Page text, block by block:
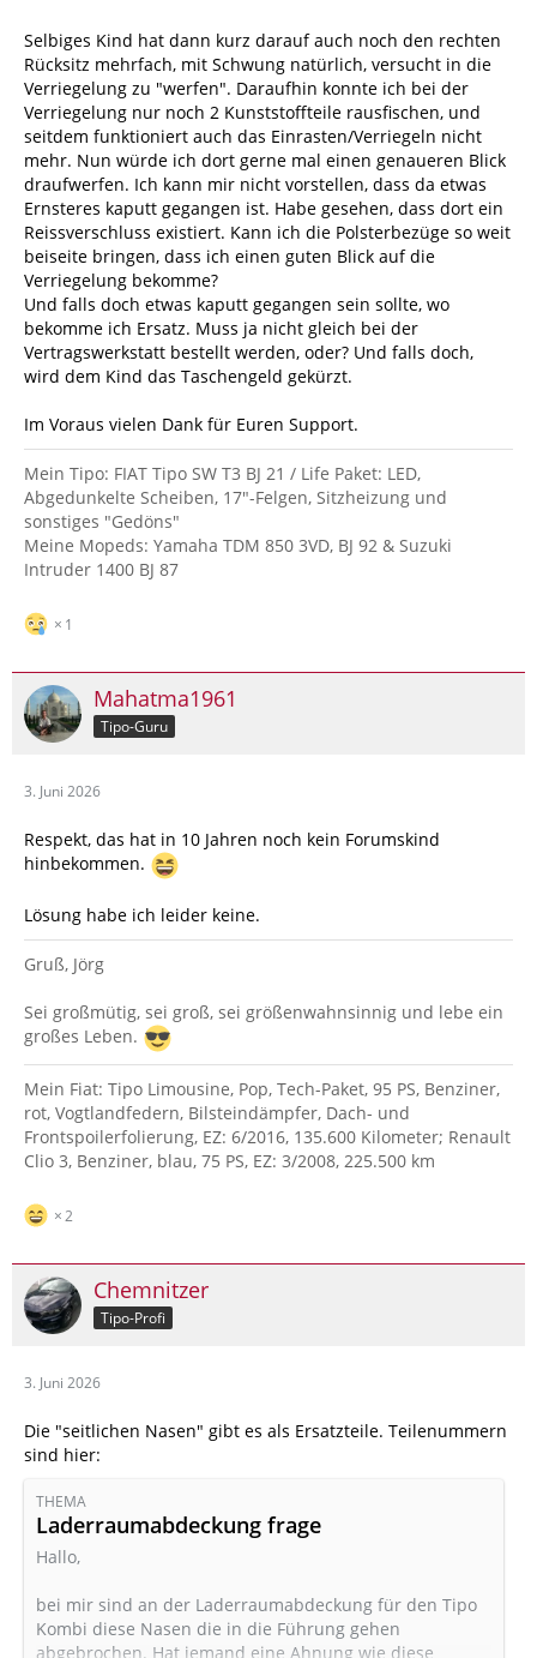
Selbiges Kind hat dann kurz darauf auch noch den rechten
Rücksitz mehrfach, mit Schwung natürlich, versucht in die
Verriegelung zu "werfen". Daraufhin konnte ich bei der
Verriegelung nur noch 2 Kunststoffteile rausfischen, und
seitdem funktioniert auch das Einrasten/Verriegeln nicht
mehr. Nun würde ich dort gerne mal einen genaueren Blick
draufwerfen. Ich kann mir nicht vorstellen, dass da etwas
Ernsteres kaputt gegangen ist. Habe gesehen, dass dort ein
Reissverschluss existiert. Kann ich die Polsterbezüge so weit
beiseite bringen, dass ich einen guten Blick auf die
Verriegelung bekomme?
Und falls doch etwas kaputt gegangen sein sollte, wo
bekomme ich Ersatz. Muss ja nicht gleich bei der
Vertragswerkstatt bestellt werden, oder? Und falls doch,
wird dem Kind das Taschengeld gekürzt.
Im Voraus vielen Dank für Euren Support.
Mein Tipo: FIAT Tipo SW T3 BJ 21 / Life Paket: LED,
Abgedunkelte Scheiben, 17"-Felgen, Sitzheizung und
sonstiges "Gedöns"
Meine Mopeds: Yamaha TDM 850 3VD, BJ 92 & Suzuki
Intruder 1400 BJ 87
1
Mahatma1961
Tipo-Guru
3. Juni 2026
Respekt, das hat in 10 Jahren noch kein Forumskind
hinbekommen.
Lösung habe ich leider keine.
Gruß, Jörg
Sei großmütig, sei groß, sei größenwahnsinnig und lebe ein
großes Leben.
Mein Fiat: Tipo Limousine, Pop, Tech-Paket, 95 PS, Benziner,
rot, Vogtlandfedern, Bilsteindämpfer, Dach- und
Frontspoilerfolierung, EZ: 6/2016, 135.600 Kilometer; Renault
Clio 3, Benziner, blau, 75 PS, EZ: 3/2008, 225.500 km
2
Chemnitzer
Tipo-Profi
3. Juni 2026
Die "seitlichen Nasen" gibt es als Ersatzteile. Teilenummern
sind hier:
THEMA
Laderraumabdeckung frage
Hallo,
bei mir sind an der Laderraumabdeckung für den Tipo
Kombi diese Nasen die in die Führung gehen
abgebrochen. Hat jemand eine Ahnung wie diese